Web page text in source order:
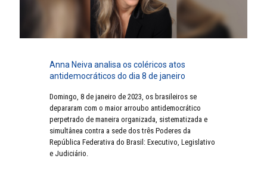
Anna Neiva analisa os coléricos atos
antidemocráticos do dia 8 de janeiro
Domingo, 8 de janeiro de 2023, os brasileiros se
depararam com o maior arroubo antidemocrático
perpetrado de maneira organizada, sistematizada e
simultânea contra a sede dos três Poderes da
República Federativa do Brasil: Executivo, Legislativo
e Judiciário.